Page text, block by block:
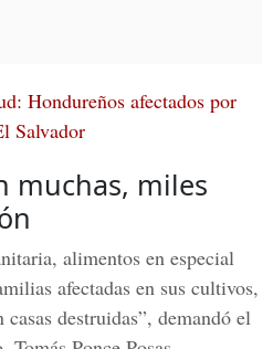
Hondureños afectados por
Salvador
muchas, miles
alimentos en especial
afectadas en sus cultivos,
destruidas”, demandó el